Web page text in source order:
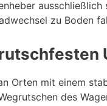
zu Boden
Orten mit einem
des